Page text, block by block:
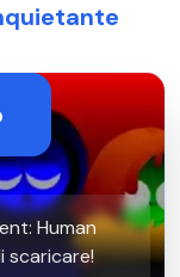
Human
scaricare!